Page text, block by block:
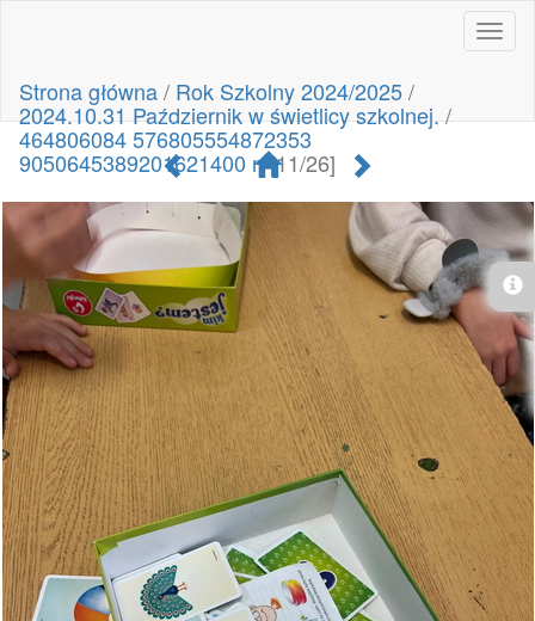
Strona główna/ Rok Szkolny 2024/2025/
2024.10.31 Październik w świetlicy szkolnej./
464806084 576805554872353
9050645389201621400 n[11/26]